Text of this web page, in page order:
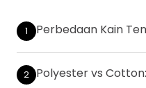
Perbedaan Kain
Polyester vs